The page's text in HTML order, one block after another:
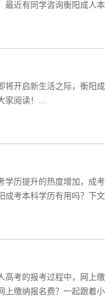
最近有同学咨询衡阳成人
将开启新生活之际，衡阳
家阅读！...
学历提升的热度增加，成
成考本科学历有用吗？下
高考的报考过程中，网上
上缴纳报名费？一起跟着